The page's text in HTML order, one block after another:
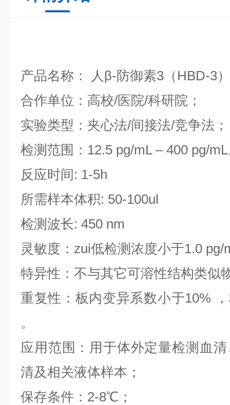
产品名称： 人β-防御素3（HBD-3
合作单位：高校/医院/科研院；
实验类型：夹心法/间接法/竞争法；
检测范围：12.5 pg/mL – 400 pg/
反应时间: 1-5h
所需样本体积: 50-100ul
检测波长: 450 nm
灵敏度：zui低检测浓度小于1.0 pg/
特异性：不与其它可溶性结构类似
重复性：板内变异系数小于10%
。
应用范围：用于体外定量检测血
清及相关液体样本；
保存条件：2-8℃；